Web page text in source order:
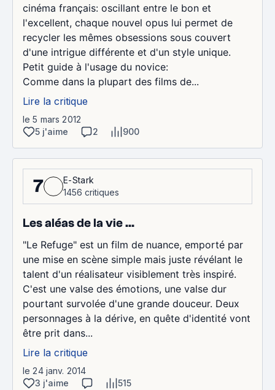
cinéma français: oscillant entre le bon et
l'excellent, chaque nouvel opus lui permet de
recycler les mêmes obsessions sous couvert
d'une intrigue différente et d'un style unique.
Petit guide à l'usage du novice:
Comme dans la plupart des films de...
Lire la critique
le 5 mars 2012
5 j'aime
2 900
7
E-Stark
1456 critiques
Les aléas de la vie ...
"Le Refuge" est un film de nuance, emporté par
une mise en scène simple mais juste révélant le
talent d'un réalisateur visiblement très inspiré.
C'est une valse des émotions, une valse dur
pourtant survolée d'une grande douceur. Deux
personnages à la dérive, en quête d'identité vont
être prit dans...
Lire la critique
le 24 janv. 2014
3 j'aime
515